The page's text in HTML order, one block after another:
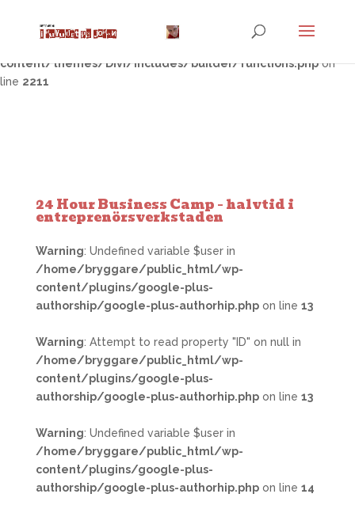
Warning: Trying to access array offset on false in
content/themes/Divi/includes/builder/functions.phpon
line 2211
24 Hour Business Camp – halvtid i
entreprenörsverkstaden
Warning: Undefined variable $user in
/home/bryggare/public_html/wp-
content/plugins/google-plus-
authorship/google-plus-authorhip.phpon line 13
Warning: Attempt to read property "ID" on null in
/home/bryggare/public_html/wp-
content/plugins/google-plus-
authorship/google-plus-authorhip.phpon line 13
Warning: Undefined variable $user in
/home/bryggare/public_html/wp-
content/plugins/google-plus-
authorship/google-plus-authorhip.phpon line 14